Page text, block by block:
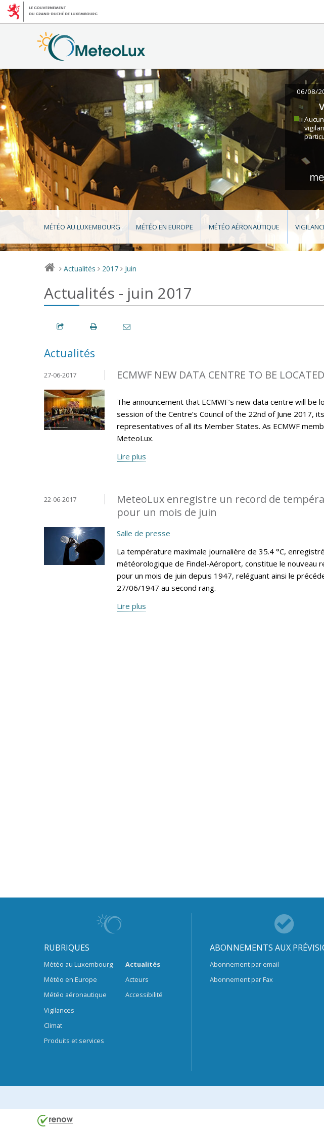
06/08/
MÉTÉO AU LUXEMBOURG MÉTÉO EN EUROPE MÉTÉO AÉRONAUTIQUE
> Actualités > 2017 > Juin
Actualités - juin 2017
Actualités
ECMWF NEW DATA CENTRE TO BE
27-06-2017
The announcement that ECMWF’s new data centre will be
session of the Centre’s Council of the 22nd of June 2017,
representatives of all its Member States. As ECMWF
MeteoLux.
Lire plus
MeteoLux enregistre un record de
pour un mois de juin
22-06-2017
Salle de presse
La température maximale journalière de 35.4 °C,
météorologique de Findel-Aéroport, constitue le nouveau
pour un mois de juin depuis 1947, reléguant ainsi le
27/06/1947 au second rang.
Lire plus
RUBRIQUES
Météo au Luxembourg
Météo en Europe
Météo aéronautique
Vigilances
Climat
Produits et services
Actualités
Acteurs
Accessibilité
ABONNEMENTS AUX
Abonnement par email
Abonnement par Fax